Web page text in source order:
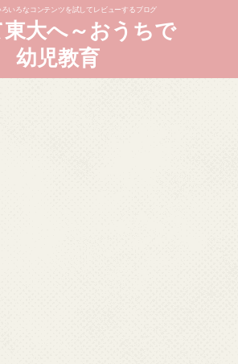
ろいろなコンテンツを試してレビューするブログ
大へ～おうちで
幼児教育